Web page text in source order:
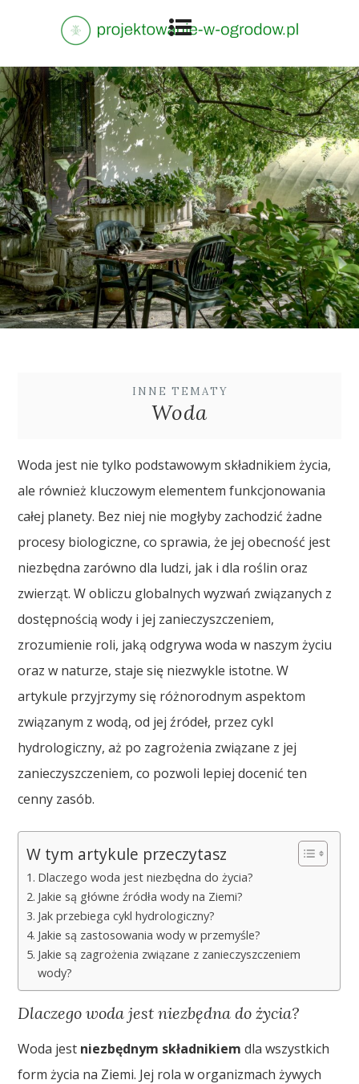
INNE TEMATY
Woda
Woda jest nie tylko podstawowym składnikiem życia,
ale również kluczowym elementem funkcjonowania
całej planety. Bez niej nie mogłyby zachodzić żadne
procesy biologiczne, co sprawia, że jej obecność jest
niezbędna zarówno dla ludzi, jak i dla roślin oraz
zwierząt. W obliczu globalnych wyzwań związanych z
dostępnością wody i jej zanieczyszczeniem,
zrozumienie roli, jaką odgrywa woda w naszym życiu
oraz w naturze, staje się niezwykle istotne. W
artykule przyjrzymy się różnorodnym aspektom
związanym z wodą, od jej źródeł, przez cykl
hydrologiczny, aż po zagrożenia związane z jej
zanieczyszczeniem, co pozwoli lepiej docenić ten
cenny zasób.
W tym artykule przeczytasz
Dlaczego woda jest niezbędna do życia?
Jakie są główne źródła wody na Ziemi?
Jak przebiega cykl hydrologiczny?
Jakie są zastosowania wody w przemyśle?
Jakie są zagrożenia związane z zanieczyszczeniem
wody?
Dlaczego woda jest niezbędna do życia?
Woda jest niezbędnym składnikiem dla wszystkich
form życia na Ziemi. Jej rola w organizmach żywych